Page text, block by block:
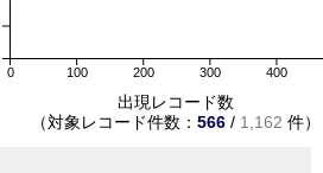
0 100 200 300 400
出現レコード数
（対象レコード件数： 566 / 1,162 件）